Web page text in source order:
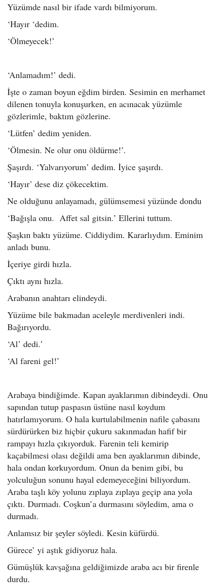
Yüzümde nasıl bir ifade vardı bilmiyorum.
‘Hayır ‘dedim.
‘Ölmeyecek!’
‘Anlamadım!’ dedi.
İşte o zaman boyun eğdim birden. Sesimin en merhamet
dilenen tonuyla konuşurken, en acınacak yüzümle
gözlerimle, baktım gözlerine.
‘Lütfen’ dedim yeniden.
‘Ölmesin. Ne olur onu öldürme!’.
Şaşırdı. ‘Yalvarıyorum’ dedim. İyice şaşırdı.
‘Hayır’ dese diz çökecektim.
Ne olduğunu anlayamadı, gülümsemesi yüzünde dondu
‘Bağışla onu. Affet sal gitsin.’ Ellerini tuttum.
Şaşkın baktı yüzüme. Ciddiydim. Kararlıydım. Eminim
anladı bunu.
İçeriye girdi hızla.
Çıktı aynı hızla.
Arabanın anahtarı elindeydi.
Yüzüme bile bakmadan aceleyle merdivenleri indi.
Bağırıyordu.
‘Al’ dedi.’
‘Al fareni gel!’
Arabaya bindiğimde. Kapan ayaklarımın dibindeydi. Onu
sapından tutup paspasın üstüne nasıl koydum
hatırlamıyorum. O hala kurtulabilmenin nafile çabasını
sürdürürken biz hiçbir çukuru sakınmadan hafif bir
rampayı hızla çıkıyorduk. Farenin teli kemirip
kaçabilmesi olası değildi ama ben ayaklarımın dibinde,
hala ondan korkuyordum. Onun da benim gibi, bu
yolculuğun sonunu hayal edemeyeceğini biliyordum.
Araba taşlı köy yolunu zıplaya zıplaya geçip ana yola
çıktı. Durmadı. Coşkun’a durmasını söyledim, ama o
durmadı.
Anlamsız bir şeyler söyledi. Kesin küfürdü.
Gürece’ yi aştık gidiyoruz hala.
Gümüşlük kavşağına geldiğimizde araba acı bir firenle
durdu.